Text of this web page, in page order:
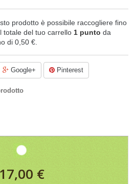
prodotto è possibile raccogliere fino
Il totale del tuo carrello 1 punto da
di 0,50 €
Google+ Pinterest
17,00 €